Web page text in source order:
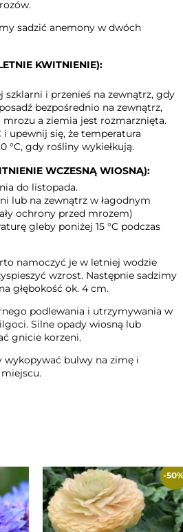
sadzić anemony w dwóch
KWITNIENIE):
szklarni i przenieś na zewnątrz, gdy
bezpośrednio na zewnątrz,
a ziemia jest rozmarznięta.
i upewnij się, że temperatura
°C, gdy rośliny wykiełkują.
WCZESNĄ WIOSNĄ):
do listopada.
lub na zewnątrz w łagodnym
ochrony przed mrozem)
gleby poniżej 15 °C podczas
namoczyć je w letniej wodzie
wzrost. Następnie sadzimy
głębokość ok. 4 cm.
podlewania i utrzymywania w
Silne opady wiosną lub
gnicie korzeni.
wykopywać bulwy na zimę i
-